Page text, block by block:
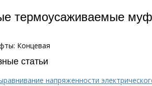
термоусаживаемые
Концевая
статьи
напряженности